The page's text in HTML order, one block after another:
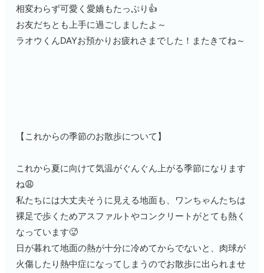
相変わらず可愛く愛嬌もたっぷり👍
お友だちとも上手に過ごしましたよ～
ラオウくんDAYお預かりお疲れさまでした！またきてね～
【 これからの季節のお散歩について 】
これから夏に向けて気温がぐんぐん上がる季節になります
ね😩
私たちには大丈夫そうに見える地面も、ワンちゃんたちは
裸足で歩くためアスファルトやコンクリートがとても熱く
なっています🥵
日が暮れて地面の熱が十分に冷めてからでないと、肉球が
火傷したり熱中症になってしまうのでお散歩に出られませ